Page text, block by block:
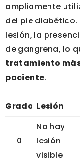
ampliamente
del pie diabético.
lesión, la
de gangrena, lo
tratamiento
paciente.
Grado Lesión
0
No hay
lesión
visible